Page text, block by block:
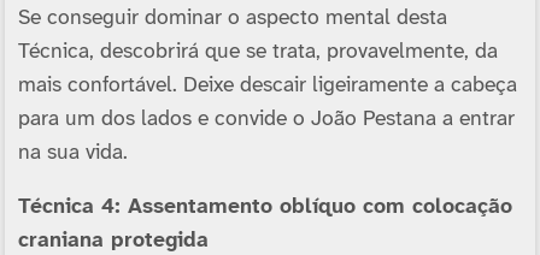
Se conseguir dominar o aspecto mental desta
Técnica, descobrirá que se trata, provavelmente, da
mais confortável. Deixe descair ligeiramente a cabeça
para um dos lados e convide o João Pestana a entrar
na sua vida.
Técnica 4: Assentamento oblí­quo com colocação
craniana protegida